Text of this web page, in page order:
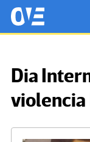
Saltar al contenido
Dia
violencia